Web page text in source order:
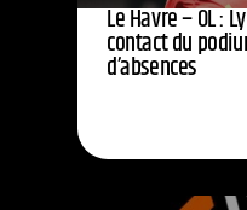
Le Havre – OL :
contact du
d’absences